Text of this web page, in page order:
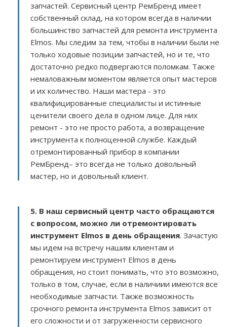
запчастей. Сервисный центр РемБренд имеет
собственный склад, на котором всегда в наличии
большинство запчастей для ремонта инструмента
Elmos. Мы следим за тем, чтобы в наличии были не
только ходовые позиции запчастей, но и те, что
достаточно редко подвергаются поломкам. Также
немаловажным моментом является опыт мастеров
и их количество. Наши мастера - это
квалифицированные специалисты и истинные
ценители своего дела в одном лице. Для них
ремонт - это не просто работа, а возвращение
инструмента к полноценной службе. Каждый
отремонтированный прибор в компании
РемБренд– это всегда не только довольный
мастер, но и довольный клиент.
5. В наш сервисный центр часто обращаются
с вопросом, можно ли отремонтировать
инструмент Elmos в день обращения. Зачастую
мы идем на встречу нашим клиентам и
ремонтируем инструмент Elmos в день
обращения, но стоит понимать, что это возможно,
только в том, случае, если в наличиии имеются все
необходимые запчасти. Также возможность
срочного ремонта инструмента Elmos зависит от
его сложности и от загруженности сервисного